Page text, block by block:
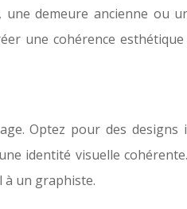
demeure ancienne ou
une cohérence
Optez pour des designs
identité visuelle
à un graphiste.